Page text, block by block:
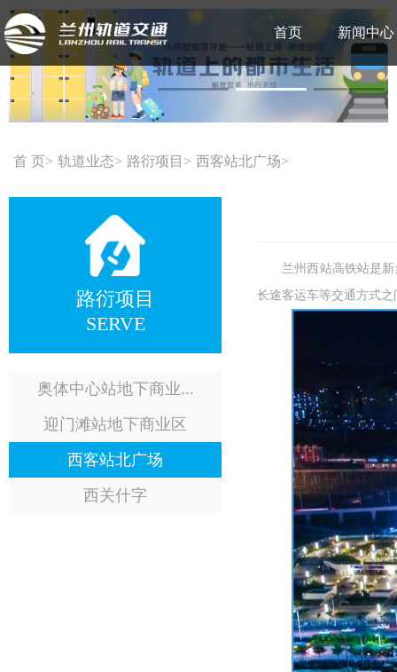
首页 新闻中心
首 页 轨道业态 路衍项目 西客站北广场
路衍项目
SERVE
奥体中心站地下商业...
迎门滩站地下商业区
西客站北广场
西关什字
兰州西站高铁站是
长途客运车等交通方式